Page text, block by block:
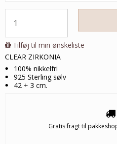
Tilføj til min ønskeliste
CLEAR ZIRKONIA
100% nikkelfri
925 Sterling sølv
42 + 3 cm.
Gratis fragt til